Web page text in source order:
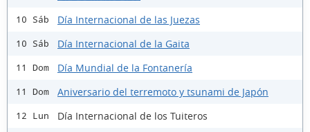
10 Sáb Día Internacional de las Juezas
10 Sáb Día Internacional de la Gaita
11 Dom Día Mundial de la Fontanería
11 Dom Aniversario del terremoto y tsunami de Japón
12 Lun Día Internacional de los Tuiteros